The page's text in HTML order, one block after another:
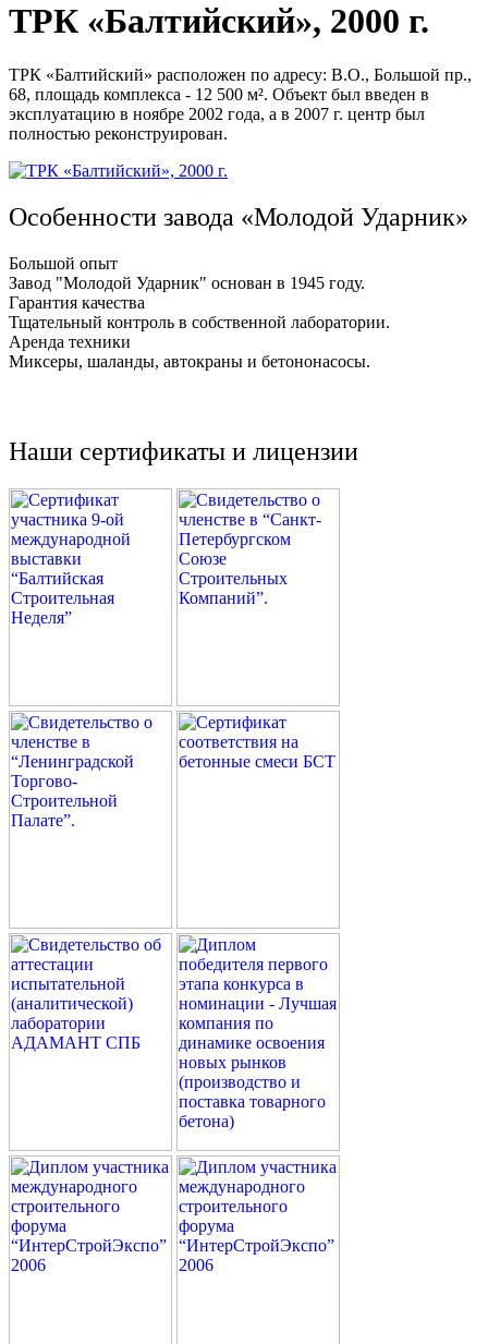
ТРК «Балтийский», 2000 г.
ТРК «Балтийский» расположен по адресу: В.О., Большой пр.,
68, площадь комплекса - 12 500 м². Объект был введен в
эксплуатацию в ноябре 2002 года, а в 2007 г. центр был
полностью реконструирован.
Особенности завода «Молодой Ударник»
Большой опыт
Завод "Молодой Ударник" основан в 1945 году.
Гарантия качества
Тщательный контроль в собственной лаборатории.
Аренда техники
Миксеры, шаланды, автокраны и бетононасосы.
Наши сертификаты и лицензии